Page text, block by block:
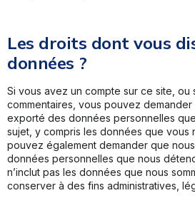
Les droits dont vous
données ?
Si vous avez un compte sur ce site, ou
commentaires, vous pouvez
exporté des données personnelles
sujet, y compris les données que vous
pouvez également demander que
données personnelles que nous
n’inclut pas les données que nous
conserver à des fins administratives,